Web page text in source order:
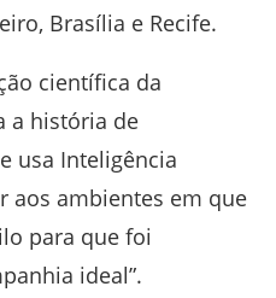
Brasília e Recife.
científica da
a história de
usa Inteligência
aos ambientes em que
para que foi
ideal”.